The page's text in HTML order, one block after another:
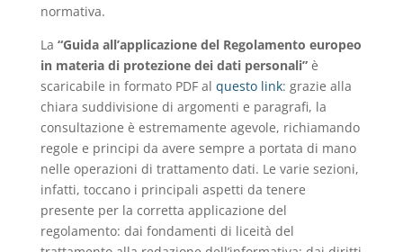
normativa.
La “Guida all’applicazione del Regolamento europeo
in materia di protezione dei dati personali”è
scaricabile in formato PDF al questo link: grazie alla
chiara suddivisione di argomenti e paragrafi, la
consultazione è estremamente agevole, richiamando
regole e principi da avere sempre a portata di mano
nelle operazioni di trattamento dati. Le varie sezioni,
infatti, toccano i principali aspetti da tenere
presente per la corretta applicazione del
regolamento: dai fondamenti di liceità del